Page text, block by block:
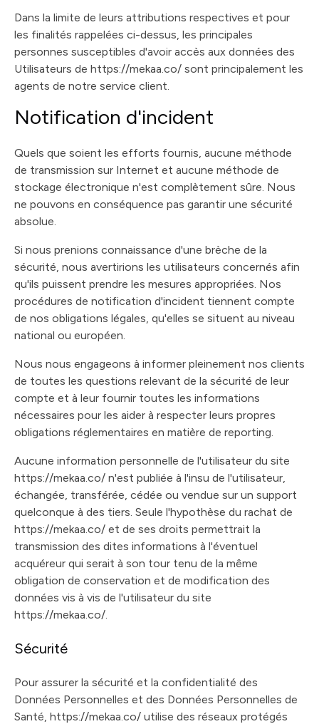
Dans la limite de leurs attributions respectives et pour
les finalités rappelées ci-dessus, les principales
personnes susceptibles d'avoir accès aux données des
Utilisateurs de https://mekaa.co/ sont principalement les
agents de notre service client.
Notification d'incident
Quels que soient les efforts fournis, aucune méthode
de transmission sur Internet et aucune méthode de
stockage électronique n'est complètement sûre. Nous
ne pouvons en conséquence pas garantir une sécurité
absolue.
Si nous prenions connaissance d'une brèche de la
sécurité, nous avertirions les utilisateurs concernés afin
qu'ils puissent prendre les mesures appropriées. Nos
procédures de notification d'incident tiennent compte
de nos obligations légales, qu'elles se situent au niveau
national ou européen.
Nous nous engageons à informer pleinement nos clients
de toutes les questions relevant de la sécurité de leur
compte et à leur fournir toutes les informations
nécessaires pour les aider à respecter leurs propres
obligations réglementaires en matière de reporting.
Aucune information personnelle de l'utilisateur du site
https://mekaa.co/ n'est publiée à l'insu de l'utilisateur,
échangée, transférée, cédée ou vendue sur un support
quelconque à des tiers. Seule l'hypothèse du rachat de
https://mekaa.co/ et de ses droits permettrait la
transmission des dites informations à l'éventuel
acquéreur qui serait à son tour tenu de la même
obligation de conservation et de modification des
données vis à vis de l'utilisateur du site
https://mekaa.co/.
Sécurité
Pour assurer la sécurité et la confidentialité des
Données Personnelles et des Données Personnelles de
Santé, https://mekaa.co/ utilise des réseaux protégés